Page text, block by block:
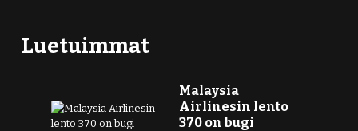
Luetuimmat
Malaysia
Airlinesin lento
370 on bugi